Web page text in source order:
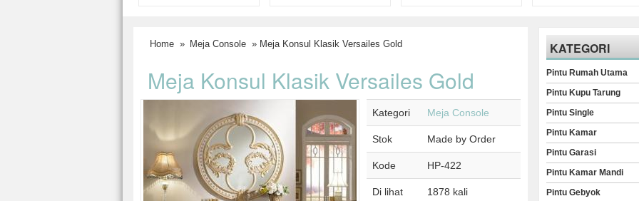
Home » Meja Console » Meja Konsul Klasik Versailes Gold
Meja Konsul Klasik Versailes Gold
Kategori Meja Console
Stok Made by Order
Kode HP-422
Di lihat 1878 kali
KATEGORI
Pintu Rumah Utama
Pintu Kupu Tarung
Pintu Single
Pintu Kamar
Pintu Garasi
Pintu Kamar Mandi
Pintu Gebyok